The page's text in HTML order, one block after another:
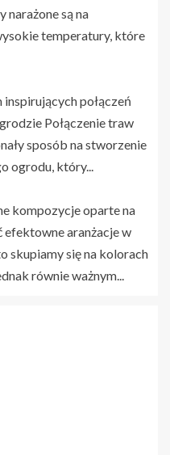
narażone są na
temperatury, które
inspirujących połączeń
Połączenie traw
sposób na stworzenie
ogrodu, który...
kompozycje oparte na
efektowne aranżacje w
skupiamy się na kolorach
równie ważnym...